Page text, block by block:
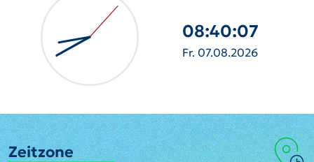
08:40:08
Fr. 07.08.2026
Zeitzone